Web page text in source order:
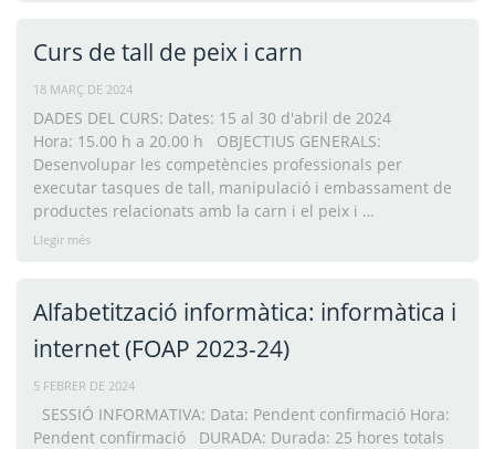
Curs de tall de peix i carn
18 MARÇ DE 2024
DADES DEL CURS: Dates: 15 al 30 d'abril de 2024
Hora: 15.00 h a 20.00 h OBJECTIUS GENERALS:
Desenvolupar les competències professionals per
executar tasques de tall, manipulació i embassament de
productes relacionats amb la carn i el peix i …
Llegir més
Alfabetització informàtica: informàtica i
internet (FOAP 2023-24)
5 FEBRER DE 2024
SESSIÓ INFORMATIVA: Data: Pendent confirmació Hora:
Pendent confirmació DURADA: Durada: 25 hores totals